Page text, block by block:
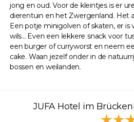
jong en oud. Voor de kleintjes is er
dierentuin en het Zwergenland. Het
Een potje minigolven of skaten, er is
wils... Even een lekkere snack voor
een burger of curryworst en neem
cake. Waan jezelf onder in de
bossen en weilanden.
JUFA Hotel im